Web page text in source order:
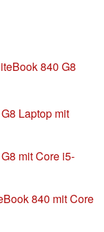
840 G8
Laptop mit
mit Core i5-
840 mit Core